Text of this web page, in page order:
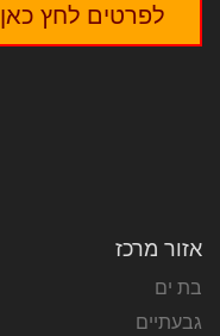
לפרטים לחץ כאן
אזור מרכז
בת ים
גבעתיים